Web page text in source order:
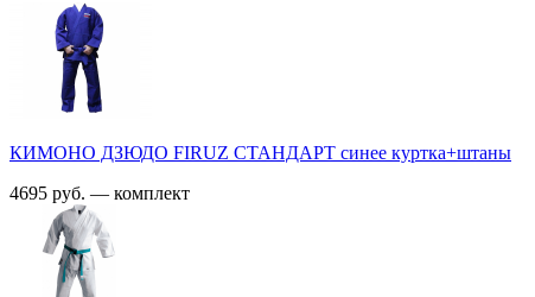
КИМОНО ДЗЮДО FIRUZ СТАНДАРТ синее куртка+штаны
4695 руб. — комплект